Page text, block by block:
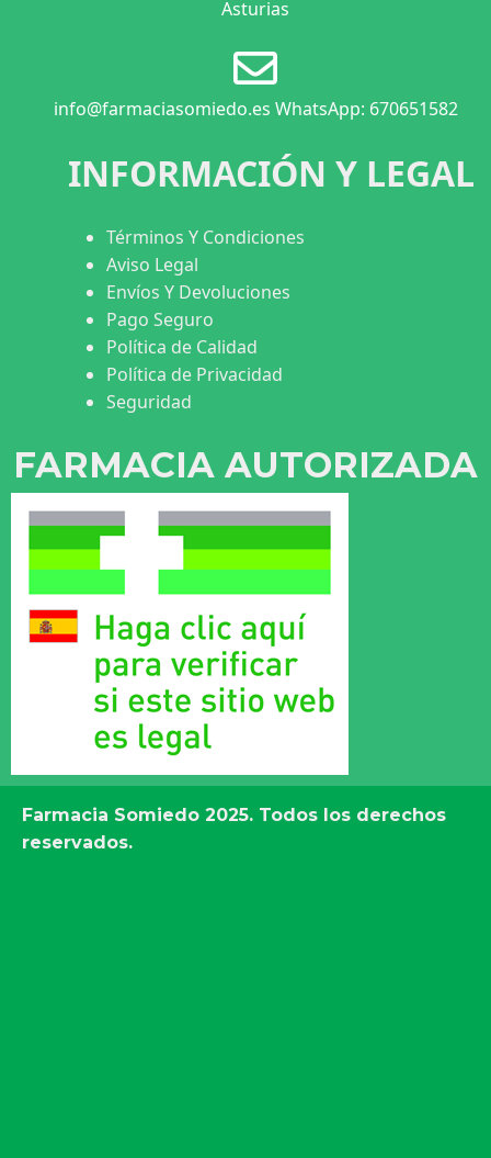
Asturias
info@farmaciasomiedo.es WhatsApp: 670651582
INFORMACIÓN Y LEGAL
Términos Y Condiciones
Aviso Legal
Envíos Y Devoluciones
Pago Seguro
Política de Calidad
Política de Privacidad
Seguridad
FARMACIA AUTORIZADA
Farmacia Somiedo 2025. Todos los derechos
reservados.